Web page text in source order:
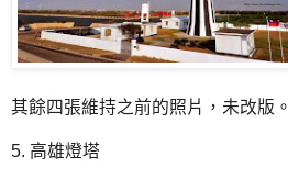
其餘四張維持之前的照片，未改版。
5. 高雄燈塔